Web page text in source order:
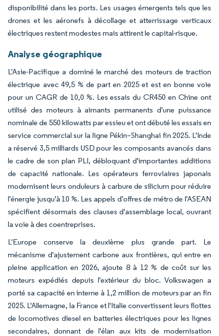
disponibilité dans les ports. Les usages émergents tels que les
drones et les aéronefs à décollage et atterrissage verticaux
électriques restent modestes mais attirent le capital-risque.
Analyse géographique
L'Asie-Pacifique a dominé le marché des moteurs de traction
électrique avec 49,5 % de part en 2025 et est en bonne voie
pour un CAGR de 10,0 %. Les essais du CR450 en Chine ont
utilisé des moteurs à aimants permanents d'une puissance
nominale de 550 kilowatts par essieu et ont débuté les essais en
service commercial sur la ligne Pékin–Shanghai fin 2025. L'Inde
a réservé 3,5 milliards USD pour les composants avancés dans
le cadre de son plan PLI, débloquant d'importantes additions
de capacité nationale. Les opérateurs ferroviaires japonais
modernisent leurs onduleurs à carbure de silicium pour réduire
l'énergie jusqu'à 10 %. Les appels d'offres de métro de l'ASEAN
spécifient désormais des clauses d'assemblage local, ouvrant
la voie à des coentreprises.
L'Europe conserve la deuxième plus grande part. Le
mécanisme d'ajustement carbone aux frontières, qui entre en
pleine application en 2026, ajoute 8 à 12 % de coût sur les
moteurs expédiés depuis l'extérieur du bloc. Volkswagen a
porté sa capacité en interne à 1,2 million de moteurs par an fin
2025. L'Allemagne, la France et l'Italie convertissent leurs flottes
de locomotives diesel en batteries électriques pour les lignes
secondaires, donnant de l'élan aux kits de modernisation